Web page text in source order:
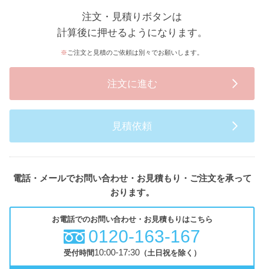
注文・見積りボタンは
計算後に押せるようになります。
ご注文と見積のご依頼は別々でお願いします。
注文に進む
見積依頼
電話・メールでお問い合わせ・お見積もり・ご注文を承って
おります。
お電話でのお問い合わせ・お見積もりはこちら
0120-163-167
受付時間10:00-17:30（土日祝を除く）